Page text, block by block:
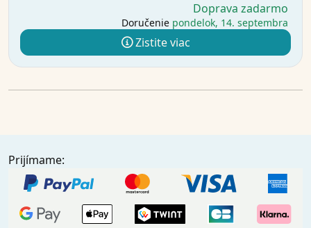
Doprava zadarmo
Doručenie pondelok, 14. septembra
Zistite viac
Prijímame: